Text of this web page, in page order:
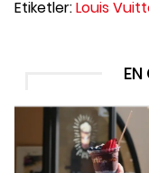
Etiketler:Louis